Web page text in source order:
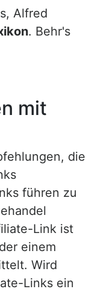
Alfred
. Behr's
mit
die
führen zu
Link ist
einem
Wird
Links ein